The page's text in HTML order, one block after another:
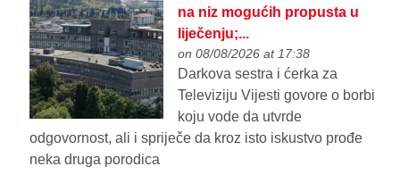
na niz mogućih propusta u
liječenju;...
on 08/08/2026 at 17:38
Darkova sestra i ćerka za
Televiziju Vijesti govore o borbi
koju vode da utvrde
odgovornost, ali i spriječe da kroz isto iskustvo prođe
neka druga porodica